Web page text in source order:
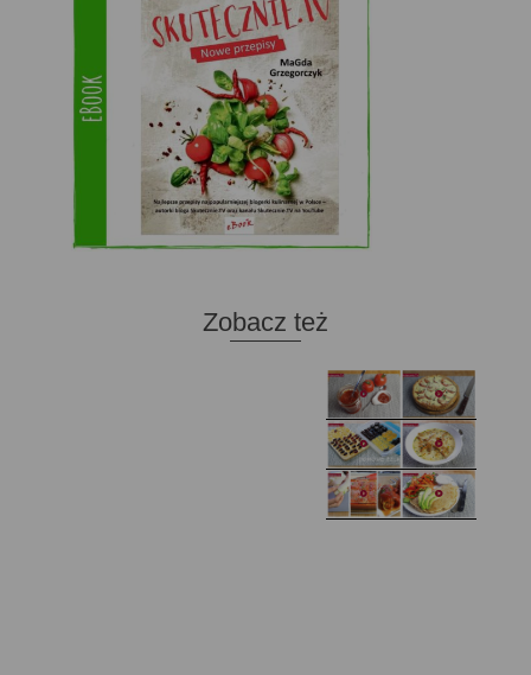
Zobacz też
Domowy ketchup (bez
cukru)
Tarta francuska z
cebulą i pomidorem
Domowe żelki
Zupa kurkowa z
selerem i pietruszką